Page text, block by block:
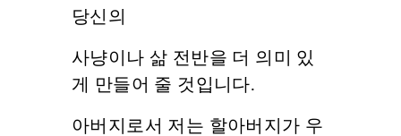
당신의
사냥이나 삶 전반을 더 의미 있
게 만들어 줄 것입니다.
아버지로서 저는 할아버지가 우